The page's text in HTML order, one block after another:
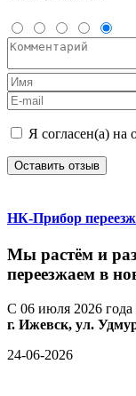
Я согласен(а) на
Оставить отзыв
НК-Прибор
Мы растём и
переезжаем в
С 06 июля 2026 года
г. Ижевск, ул.
24-06-2026